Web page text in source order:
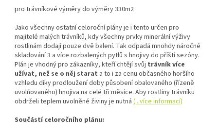
pro trávníkové výměry do výměry 330m2
Jako všechny ostatní celoroční plány je i tento určen pro
majitelé malých trávníků, kdy všechny prvky minerální výživy
rostlinám dodají pouze dvě balení. Tak odpadá mnohdy náročné
skladování 3 a více rozbalených pytlů s hnojivy do příští sezóny.
Plán je vhodný pro zákazníky, kteří chtějí svůj trávník více
užívat, než se o něj starat a to i za cenu občasného horšího
vzhledu díky prodloužení doby působení obalovaného (řízeně
uvolňovaného) hnojiva na celé tři měsíce. Aby rostliny trávníku
obdrželi teplem uvolněné živiny je nutná (...více informací)
Součástí celoročního plánu: